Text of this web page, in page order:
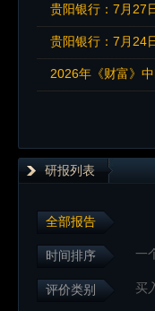
贵阳银行：7月27
贵阳银行：7月24
2026年《财富》
研报列表
全部报告
时间排序 一
评价类别 买